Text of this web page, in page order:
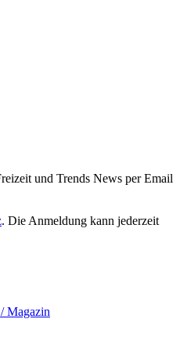
und Trends News per Email
. Die Anmeldung kann jederzeit
Magazin